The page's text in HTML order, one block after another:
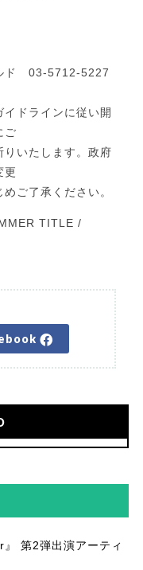
ド 03-5712-5227
ドラインに従い開
ご
いたします。政府
更
ご了承ください。
TITLE /
第2弾出演アーティ